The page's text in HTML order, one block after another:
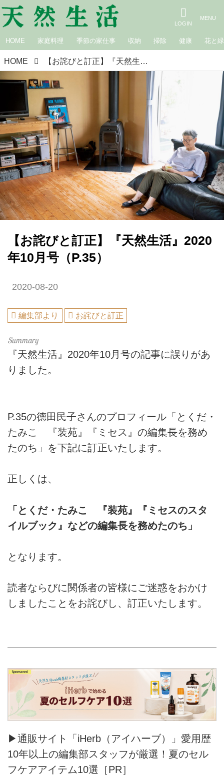
HOME 家庭料理 季節の家仕事 収納 掃除 健康 花と緑
HOME 【お詫びと訂正】『天然生活』2020年10月号（P.35）
【お詫びと訂正】『天然生活』2020
年10月号（P.35）
2020-08-20
編集部より お詫びと訂正
『天然生活』2020年10月号の記事に誤りがあ
りました。
P.35の德田民子さんのプロフィール「とくだ・
たみこ 『装苑』『ミセス』の編集長を務め
たのち」を下記に訂正いたします。
正しくは、
「とくだ・たみこ 『装苑』『ミセスのスタ
イルブック』などの編集長を務めたのち」
となります。
読者ならびに関係者の皆様にご迷惑をおかけ
しましたことをお詫びし、訂正いたします。
▶通販サイト「iHerb（アイハーブ）」愛用歴
10年以上の編集部スタッフが厳選！夏のセル
フケアアイテム10選［PR］